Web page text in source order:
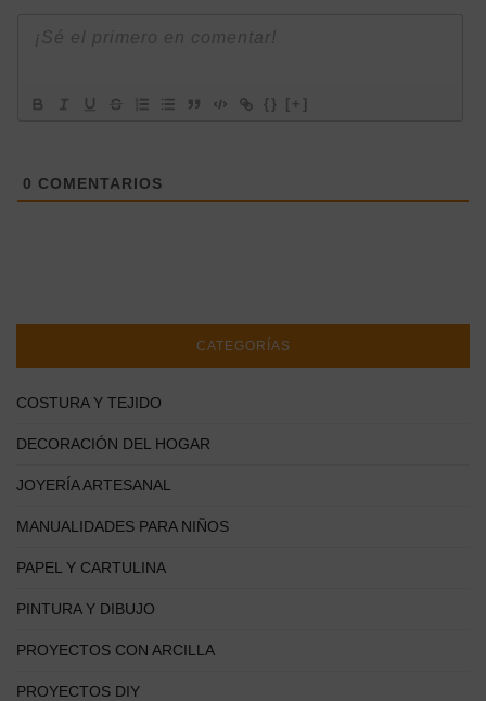
{} [+]
0 COMENTARIOS
CATEGORÍAS
COSTURA Y TEJIDO
DECORACIÓN DEL HOGAR
JOYERÍA ARTESANAL
MANUALIDADES PARA NIÑOS
PAPEL Y CARTULINA
PINTURA Y DIBUJO
PROYECTOS CON ARCILLA
PROYECTOS DIY